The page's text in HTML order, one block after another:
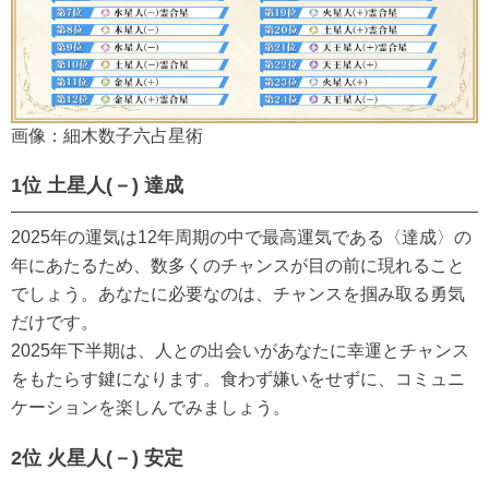
画像：細木数子六占星術
1位 土星人(－) 達成
2025年の運気は12年周期の中で最高運気である〈達成〉の
年にあたるため、数多くのチャンスが目の前に現れること
でしょう。あなたに必要なのは、チャンスを掴み取る勇気
だけです。
2025年下半期は、人との出会いがあなたに幸運とチャンス
をもたらす鍵になります。食わず嫌いをせずに、コミュニ
ケーションを楽しんでみましょう。
2位 火星人(－) 安定